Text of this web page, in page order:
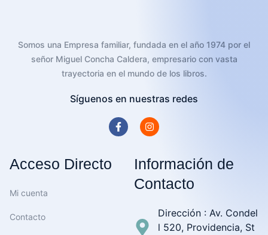
Somos una Empresa familiar, fundada en el año 1974 por el
señor Miguel Concha Caldera, empresario con vasta
trayectoria en el mundo de los libros.
Síguenos en nuestras redes
Acceso Directo
Mi cuenta
Contacto
Información de
Contacto
Dirección : Av. Condel
l 520, Providencia, St